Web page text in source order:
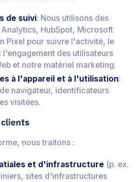
de suivi: Nous utilisons des
HubSpot, Microsoft
Pixel pour suivre l'activité, le
l'engagement des utilisateurs
et notre matériel marketing.
à l'appareil et à l'utilisation:
navigateur, identificateurs
visitées.
clients
nous traitons :
et d'infrastructure (p. ex.
sites d'infrastructures